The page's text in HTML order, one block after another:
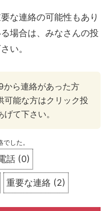
な連絡の可能性もあり
場合は、みなさんの投
い。
ら連絡があった方
可能な方はクリック投
て下さい。
した。
話 (0)
重要な連絡 (2)